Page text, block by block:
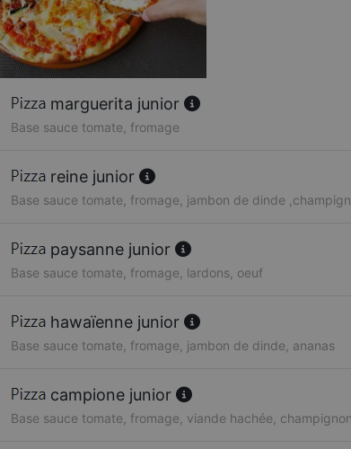
marguerita junior
Base sauce tomate, fromage
reine junior
Base sauce tomate, fromage, jambon de dinde
paysanne junior
Base sauce tomate, fromage, lardons, oeuf
hawaïenne junior
Base sauce tomate, fromage, jambon de dinde, ananas
campione junior
Base sauce tomate, fromage, viande hachée,